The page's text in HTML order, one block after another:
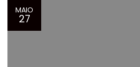
MAIO
27